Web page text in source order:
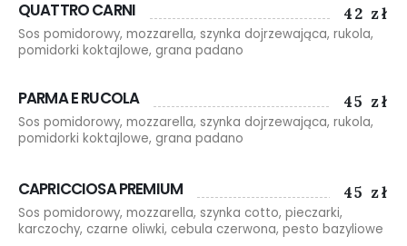
QUATTRO CARNI 42 zł
Sos pomidorowy, mozzarella, szynka dojrzewająca, rukola,
pomidorki koktajlowe, grana padano
PARMA E RUCOLA 45 zł
Sos pomidorowy, mozzarella, szynka dojrzewająca, rukola,
pomidorki koktajlowe, grana padano
CAPRICCIOSA PREMIUM 45 zł
Sos pomidorowy, mozzarella, szynka cotto, pieczarki,
karczochy, czarne oliwki, cebula czerwona, pesto bazyliowe